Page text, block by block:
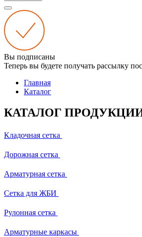
Вы подписаны
Теперь вы будете получать рассылку
Главная
Каталог
КАТАЛОГ ПРОДУКЦИИ
Кладочная сетка
Дорожная сетка
Арматурная сетка
Сетка для ЖБИ
Рулонная сетка
Арматурные каркасы